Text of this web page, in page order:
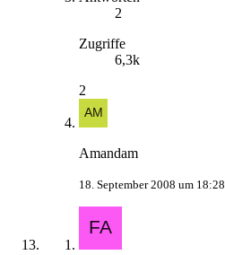
2
Zugriffe
6,3k
2
Amandam
18. September 2008 um 18:28